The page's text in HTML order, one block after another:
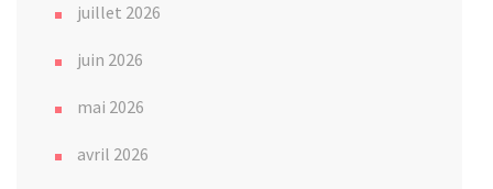
juillet 2026
juin 2026
mai 2026
avril 2026